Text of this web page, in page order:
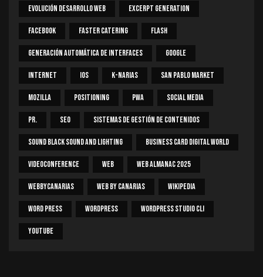
Evolución Desarrollo Web Excerpt Generation
Facebook Faster Catering Flash
Generación Automática De Interfaces Google
Internet IOS K-Narias San Pablo Market
Mozilla Positioning PWA Social Media
PR. SEO Sistemas De Gestión De Contenidos
Sound Black Sound And Lighting Business Card Digital World
Videoconference Web Web Almanac 2025
Webbycanarias Web By Canarias Wikipedia
Word Press WordPress WordPress Studio CLI
Youtube